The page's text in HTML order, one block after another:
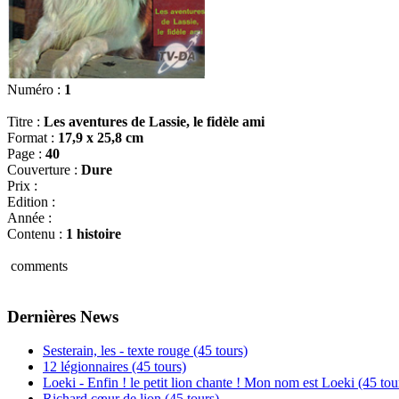
Numéro : 1
Titre : Les aventures de Lassie, le fidèle ami
Format : 17,9 x 25,8 cm
Page : 40
Couverture : Dure
Prix :
Edition :
Année :
Contenu : 1 histoire
comments
Dernières News
Sesterain, les - texte rouge (45 tours)
12 légionnaires (45 tours)
Loeki - Enfin ! le petit lion chante ! Mon nom est Loeki (45